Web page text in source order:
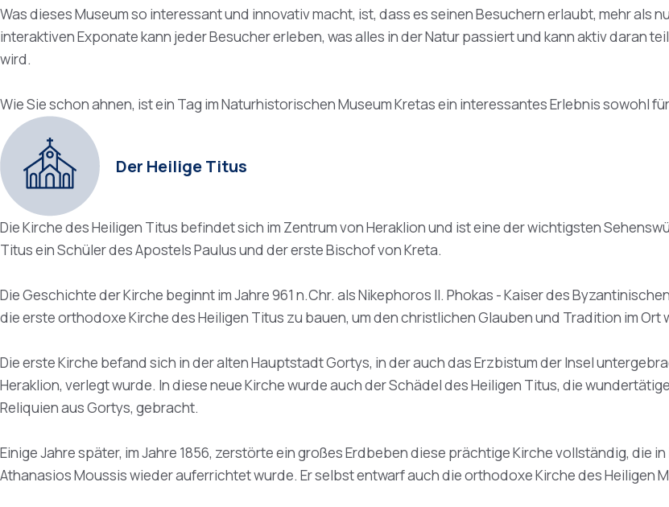
Was dieses Museum so interessant und innovativ macht, ist, dass es seinen Besuchern erlaubt, mehr als
interaktiven Exponate kann jeder Besucher erleben, was alles in der Natur passiert und kann aktiv daran
wird.
Wie Sie schon ahnen, ist ein Tag im Naturhistorischen Museum Kretas ein interessantes Erlebnis sowohl
Der Heilige Titus
Die Kirche des Heiligen Titus befindet sich im Zentrum von Heraklion und ist eine der wichtigsten
Titus ein Schüler des Apostels Paulus und der erste Bischof von Kreta.
Die Geschichte der Kirche beginnt im Jahre 961 n.Chr. als Nikephoros II. Phokas - Kaiser des
die erste orthodoxe Kirche des Heiligen Titus zu bauen, um den christlichen Glauben und Tradition im Ort
Die erste Kirche befand sich in der alten Hauptstadt Gortys, in der auch das Erzbistum der Insel
Heraklion, verlegt wurde. In diese neue Kirche wurde auch der Schädel des Heiligen Titus, die
Reliquien aus Gortys, gebracht.
Einige Jahre später, im Jahre 1856, zerstörte ein großes Erdbeben diese prächtige Kirche vollständig, die
Athanasios Moussis wieder auferrichtet wurde. Er selbst entwarf auch die orthodoxe Kirche des Heiligen